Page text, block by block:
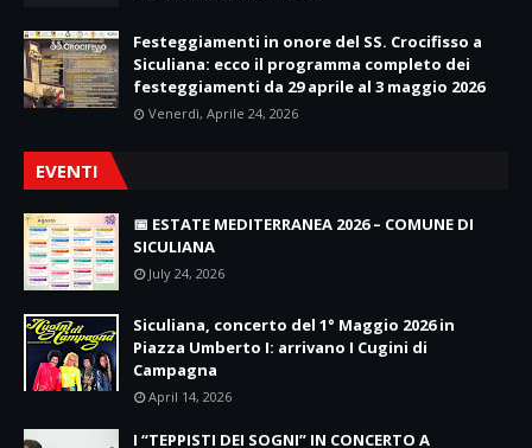
Festeggiamenti in onore del SS. Crocifisso a
Siculiana: ecco il programma completo dei
festeggiamenti da 29 aprile al 3 maggio 2026
Venerdì, Aprile 24, 2026
EVENTI
📅 ESTATE MEDITERRANEA 2026 – COMUNE DI
SICULIANA
July 24, 2026
Siculiana, concerto del 1° Maggio 2026 in
Piazza Umberto I: arrivano I Cugini di
Campagna
April 14, 2026
I “TEPPISTI DEI SOGNI” IN CONCERTO A